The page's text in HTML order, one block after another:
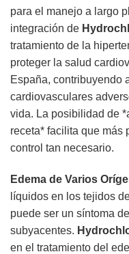
para el manejo a largo
integración de
tratamiento de la
proteger la salud
España, contribuyendo
cardiovasculares
vida. La posibilidad de
receta* facilita que más
control tan necesario.
Edema de Varios
líquidos en los tejidos
puede ser un síntoma
subyacentes.
en el tratamiento del